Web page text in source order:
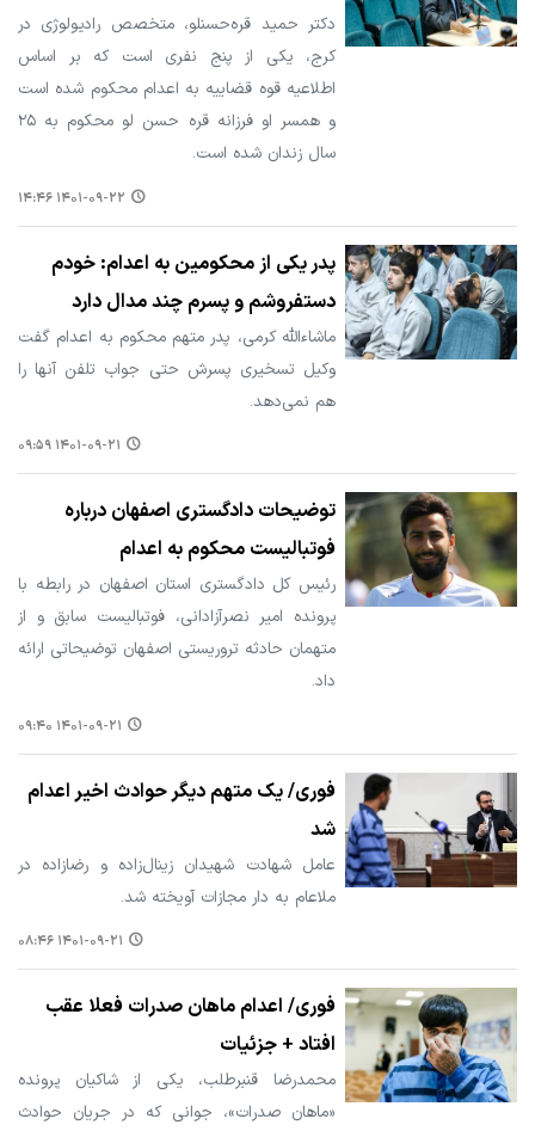
دکتر حمید قره‌حسنلو، متخصص رادیولوژی در
کرج، یکی از پنج نفری است که بر اساس
اطلاعیه قوه قضاییه به اعدام محکوم شده است
و همسر او فرزانه قره حسن لو محکوم به ۲۵
سال زندان شده است.
۱۴۰۱-۰۹-۲۲ ۱۴:۴۶
پدر یکی از محکومین به اعدام: خودم
دستفروشم و پسرم چند مدال دارد
ماشاءالله کرمی، پدر متهم محکوم به اعدام گفت
وکیل تسخیری پسرش حتی جواب تلفن آنها را
هم نمی‌دهد.
۱۴۰۱-۰۹-۲۱ ۰۹:۵۹
توضیحات دادگستری اصفهان درباره
فوتبالیست محکوم به اعدام
رئیس کل دادگستری استان اصفهان در رابطه با
پرونده امیر نصرآزادانی، فوتبالیست سابق و از
متهمان حادثه تروریستی اصفهان توضیحاتی ارائه
داد.
۱۴۰۱-۰۹-۲۱ ۰۹:۴۰
فوری/ یک متهم دیگر حوادث اخیر اعدام
شد
عامل شهادت شهیدان زینال‌زاده و رضازاده در
ملاعام به دار مجازات آویخته شد.
۱۴۰۱-۰۹-۲۱ ۰۸:۴۶
فوری/ اعدام ماهان صدرات فعلا عقب
افتاد + جزئیات
محمدرضا قنبرطلب، یکی از شاکیان پرونده
«ماهان صدرات»، جوانی که در جریان حوادث